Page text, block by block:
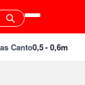
Canto0,5 - 0,6m